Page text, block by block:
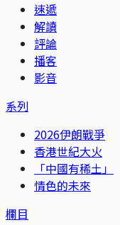
速遞
解讀
評論
播客
影音
系列
2026伊朗戰爭
香港世紀大火
「中國有稀土」
情色的未來
欄目